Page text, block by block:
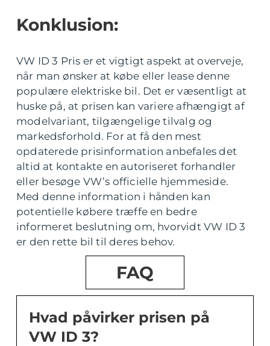
Konklusion:
VW ID 3 Pris er et vigtigt aspekt at overveje,
når man ønsker at købe eller lease denne
populære elektriske bil. Det er væsentligt at
huske på, at prisen kan variere afhængigt af
modelvariant, tilgængelige tilvalg og
markedsforhold. For at få den mest
opdaterede prisinformation anbefales det
altid at kontakte en autoriseret forhandler
eller besøge VW’s officielle hjemmeside.
Med denne information i hånden kan
potentielle købere træffe en bedre
informeret beslutning om, hvorvidt VW ID 3
er den rette bil til deres behov.
FAQ
Hvad påvirker prisen på
VW ID 3?